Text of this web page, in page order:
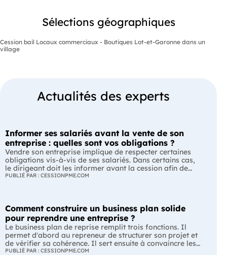
Sélections géographiques
Cession bail Locaux commerciaux - Boutiques Lot-et-Garonne dans un
village
Actualités des experts
Informer ses salariés avant la vente de son
entreprise : quelles sont vos obligations ?
Vendre son entreprise implique de respecter certaines
obligations vis-à-vis de ses salariés. Dans certains cas,
le dirigeant doit les informer avant la cession afin de
leur permettre, s'ils le souhaitent, de présenter une offre
L'essentiel Les entreprises de moins de 250 salariés sont
soumises, dans certains cas, à une obligation
d'information préalable des salariés. Cette obligation
concerne la vente d'un fonds de commerce ou la cession
de la majorité des titres d'une société. Le délai
d'information varie selon la taille de l'entreprise. Les
PUBLIÉ PAR : CESSIONPME.COM
Comment construire un business plan solide
pour reprendre une entreprise ?
Le business plan de reprise remplit trois fonctions. Il
permet d'abord au repreneur de structurer son projet et
de vérifier sa cohérence. Il sert ensuite à convaincre les
banques et les partenaires financiers de l'accompagner.
PUBLIÉ PAR : CESSIONPME.COM